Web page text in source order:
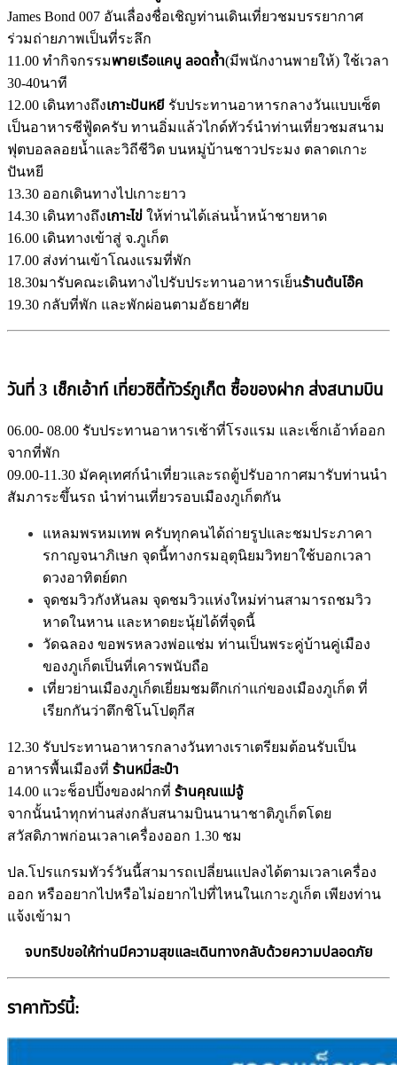
James Bond 007 อันเลื่องชื่อเชิญท่านเดินเที่ยวชมบรรยากาศ
ร่วมถ่ายภาพเป็นที่ระลึก
11.00 ทำกิจกรรมพายเรือแคนู ลอดถ้ำ(มีพนักงานพายให้) ใช้เวลา
30-40นาที
12.00 เดินทางถึงเกาะปันหยี รับประทานอาหารกลางวันแบบเซ็ต
เป็นอาหารซีฟู้ดครับ ทานอิ่มแล้วไกด์ทัวร์นำท่านเที่ยวชมสนาม
ฟุตบอลลอยน้ำและวิถีชีวิต บนหมู่บ้านชาวประมง ตลาดเกาะ
ปันหยี
13.30 ออกเดินทางไปเกาะยาว
14.30 เดินทางถึงเกาะไข่ ให้ท่านได้เล่นน้ำหน้าชายหาด
16.00 เดินทางเข้าสู่ จ.ภูเก็ต
17.00 ส่งท่านเข้าโณงแรมที่พัก
18.30มารับคณะเดินทางไปรับประทานอาหารเย็นร้านต้นโอ๊ค
19.30 กลับที่พัก และพักผ่อนตามอัธยาศัย
วันที่ 3 เช็กเอ้าท์ เที่ยวซิตี้ทัวร์ภูเก็ต ซื้อของฝาก ส่งสนามบิน
06.00- 08.00 รับประทานอาหารเช้าที่โรงแรม และเช็กเอ้าท์ออก
จากที่พัก
09.00-11.30 มัคคุเทศก์นำเที่ยวและรถตู้ปรับอากาศมารับท่านนำ
สัมภาระขึ้นรถ นำท่านเที่ยวรอบเมืองภูเก็ตกัน
แหลมพรหมเทพ ครับทุกคนได้ถ่ายรูปและชมประภาคา
รกาญจนาภิเษก จุดนี้ทางกรมอุตุนิยมวิทยาใช้บอกเวลา
ดวงอาทิตย์ตก
จุดชมวิวกังหันลม จุดชมวิวแห่งใหม่ท่านสามารถชมวิว
หาดในหาน และหาดยะนุ้ยได้ที่จุดนี้
วัดฉลอง ขอพรหลวงพ่อแช่ม ท่านเป็นพระคู่บ้านคู่เมือง
ของภูเก็ตเป็นที่เคารพนับถือ
เที่ยวย่านเมืองภูเก็ตเยี่ยมชมตึกเก่าแก่ของเมืองภูเก็ต ที่
เรียกกันว่าตึกชิโนโปตุกีส
12.30 รับประทานอาหารกลางวันทางเราเตรียมต้อนรับเป็น
อาหารพื้นเมืองที่ ร้านหมี่สะปำ
14.00 แวะช็อปปิ้งของฝากที่ ร้านคุณแม่จู้
จากนั้นนำทุกท่านส่งกลับสนามบินนานาชาติภูเก็ตโดย
สวัสดิภาพก่อนเวลาเครื่องออก 1.30 ชม
ปล.โปรแกรมทัวร์วันนี้สามารถเปลี่ยนแปลงได้ตามเวลาเครื่อง
ออก หรืออยากไปหรือไม่อยากไปที่ไหนในเกาะภูเก็ต เพียงท่าน
แจ้งเข้ามา
จบทริปขอให้ท่านมีความสุขและเดินทางกลับด้วยความปลอดภัย
ราคาทัวร์นี้: